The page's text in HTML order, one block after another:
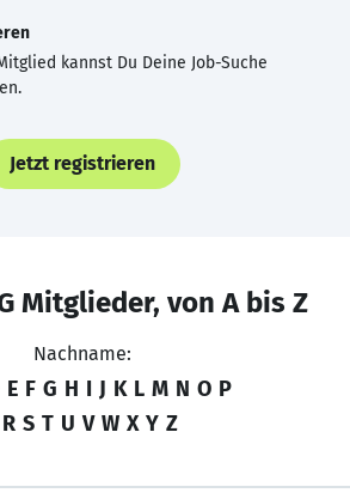
kannst Du Deine Job-Suche
Jetzt registrieren
Mitglieder, von A bis Z
Nachname:
E F G H I J K L M N O P
R S T U V W X Y Z